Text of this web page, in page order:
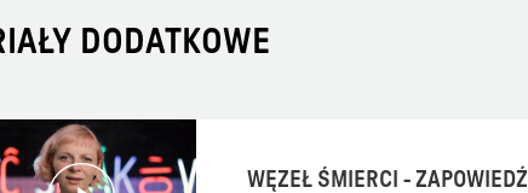
DODATKOWE
WĘZEŁ ŚMIERCI - ZAPOWIEDŹ